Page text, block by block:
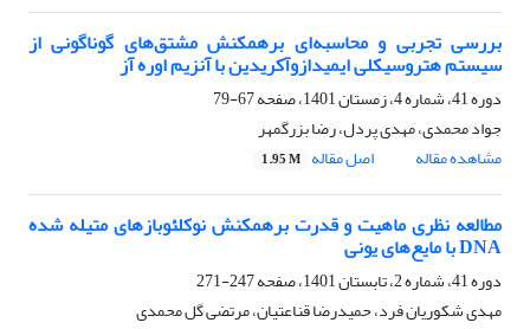
بررسی تجربی و محاسبه‌ای برهمکنش مشتق‌های گوناگونی از
سیستم هتروسیکلی ایمیدازوآکریدین با آنزیم اوره آز
دوره 41، شماره 4، زمستان 1401، صفحه
67-79
جواد محمدی، مهدی پردل، رضا بزرگمهر
مشاهده مقاله
اصل مقاله 1.95 M
مطالعه نظری ماهیت و قدرت برهمکنش نوکلئوبازهای متیله شده
DNA با مایع‌های یونی
دوره 41، شماره 2، تابستان 1401، صفحه
247-271
مهدی شکوریان فرد، حمیدرضا قناعتیان، مرتضی گل محمدی